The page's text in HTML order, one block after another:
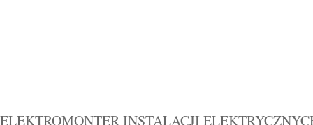
ELEKTROMONTER INSTALACJI